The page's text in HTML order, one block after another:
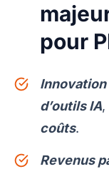
pour
Innovation
d’outils IA,
coûts.
Revenus